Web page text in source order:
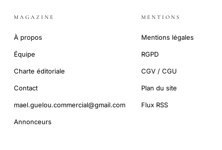
MAGAZINE
À propos
Équipe
Charte éditoriale
Contact
mael.guelou.commercial@gmail.com
Annonceurs
MENTIONS
Mentions légales
RGPD
CGV / CGU
Plan du site
Flux RSS